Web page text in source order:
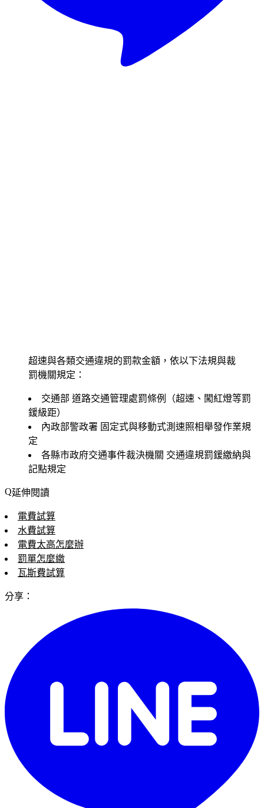
超速與各類交通違規的罰款金額，依以下法規與裁
罰機關規定：
交通部 道路交通管理處罰條例（超速、闖紅燈等罰
鍰級距）
內政部警政署 固定式與移動式測速照相舉發作業規
定
各縣市政府交通事件裁決機關 交通違規罰鍰繳納與
記點規定
延伸閱讀
電費試算
水費試算
電費太高怎麼辦
罰單怎麼繳
瓦斯費試算
分享：